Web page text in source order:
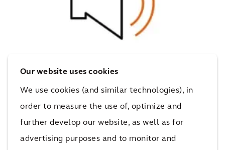
Our website uses cookies
We use cookies (and similar technologies), in
order to measure the use of, optimize and
further develop our website, as well as for
advertising purposes and to monitor and
Comment partager une inquiétude
ou signaler un possible cas de non-
conformité à notre code de
conduite mondial des fournisseurs